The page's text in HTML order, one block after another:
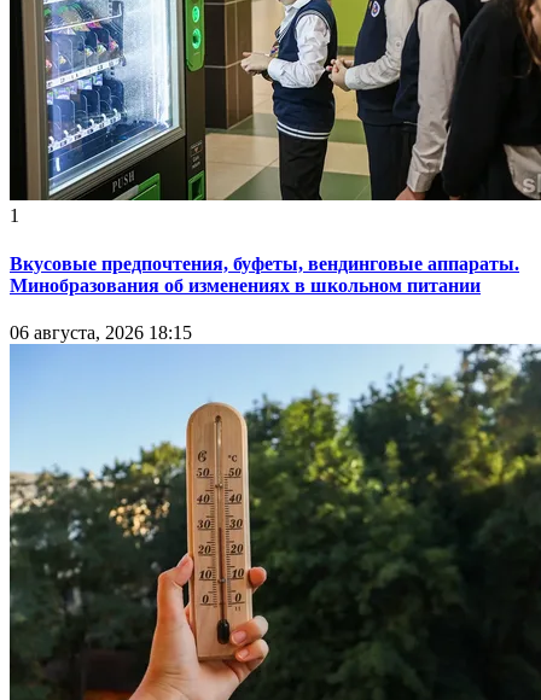
1
Вкусовые предпочтения, буфеты, вендинговые аппараты.
Минобразования об изменениях в школьном питании
06 августа, 2026 18:15